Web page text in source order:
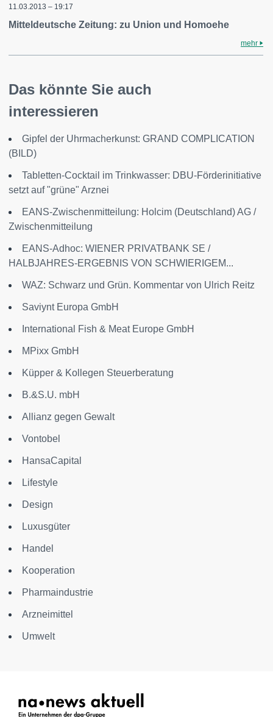
11.03.2013 – 19:17
Mitteldeutsche Zeitung: zu Union und Homoehe
mehr
Das könnte Sie auch
interessieren
Gipfel der Uhrmacherkunst: GRAND COMPLICATION
(BILD)
Tabletten-Cocktail im Trinkwasser: DBU-Förderinitiative
setzt auf "grüne" Arznei
EANS-Zwischenmitteilung: Holcim (Deutschland) AG /
Zwischenmitteilung
EANS-Adhoc: WIENER PRIVATBANK SE /
HALBJAHRES-ERGEBNIS VON SCHWIERIGEM...
WAZ: Schwarz und Grün. Kommentar von Ulrich Reitz
Saviynt Europa GmbH
International Fish & Meat Europe GmbH
MPixx GmbH
Küpper & Kollegen Steuerberatung
B.&S.U. mbH
Allianz gegen Gewalt
Vontobel
HansaCapital
Lifestyle
Design
Luxusgüter
Handel
Kooperation
Pharmaindustrie
Arzneimittel
Umwelt